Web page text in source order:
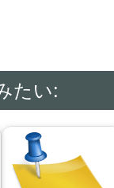
たい: